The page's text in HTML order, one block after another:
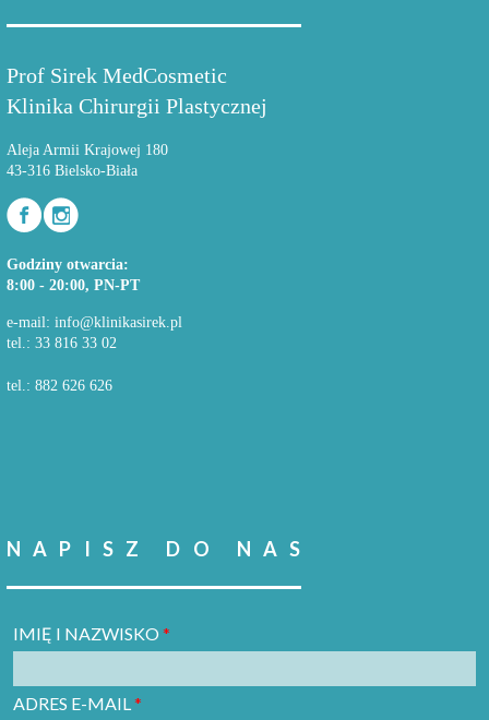
Prof Sirek MedCosmetic
Klinika Chirurgii Plastycznej
Aleja Armii Krajowej 180
43-316 Bielsko-Biała
Godziny otwarcia:
8:00 - 20:00, PN-PT
e-mail: info@klinikasirek.pl
tel.: 33 816 33 02
tel.: 882 626 626
NAPISZ DO NAS
IMIĘ I NAZWISKO *
ADRES E-MAIL *